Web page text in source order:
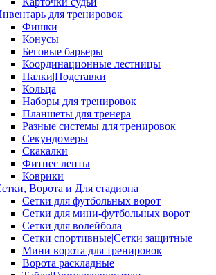
для тренировок
Фишки
Конусы
Беговые барьеры
Координационные лестницы
Палки|Подставки
Кольца
Наборы для тренировок
Планшеты для тренера
Разные системы для тренировок
Секундомеры
Скакалки
Фитнес ленты
Коврики
Ворота и Для стадиона
Сетки для футбольных ворот
Сетки для мини-футбольных ворот
Сетки для волейбола
Сетки спортивные|Сетки защитные
Мини ворота для тренировок
Ворота раскладные